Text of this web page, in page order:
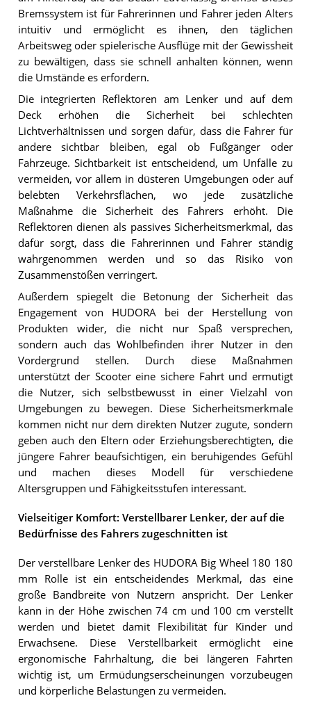
Bremssystem ist für Fahrerinnen und Fahrer jeden Alters
intuitiv und ermöglicht es ihnen, den täglichen
Arbeitsweg oder spielerische Ausflüge mit der Gewissheit
zu bewältigen, dass sie schnell anhalten können, wenn
die Umstände es erfordern.
Die integrierten Reflektoren am Lenker und auf dem
Deck erhöhen die Sicherheit bei schlechten
Lichtverhältnissen und sorgen dafür, dass die Fahrer für
andere sichtbar bleiben, egal ob Fußgänger oder
Fahrzeuge. Sichtbarkeit ist entscheidend, um Unfälle zu
vermeiden, vor allem in düsteren Umgebungen oder auf
belebten Verkehrsflächen, wo jede zusätzliche
Maßnahme die Sicherheit des Fahrers erhöht. Die
Reflektoren dienen als passives Sicherheitsmerkmal, das
dafür sorgt, dass die Fahrerinnen und Fahrer ständig
wahrgenommen werden und so das Risiko von
Zusammenstößen verringert.
Außerdem spiegelt die Betonung der Sicherheit das
Engagement von HUDORA bei der Herstellung von
Produkten wider, die nicht nur Spaß versprechen,
sondern auch das Wohlbefinden ihrer Nutzer in den
Vordergrund stellen. Durch diese Maßnahmen
unterstützt der Scooter eine sichere Fahrt und ermutigt
die Nutzer, sich selbstbewusst in einer Vielzahl von
Umgebungen zu bewegen. Diese Sicherheitsmerkmale
kommen nicht nur dem direkten Nutzer zugute, sondern
geben auch den Eltern oder Erziehungsberechtigten, die
jüngere Fahrer beaufsichtigen, ein beruhigendes Gefühl
und machen dieses Modell für verschiedene
Altersgruppen und Fähigkeitsstufen interessant.
Vielseitiger Komfort: Verstellbarer Lenker, der auf die
Bedürfnisse des Fahrers zugeschnitten ist
Der verstellbare Lenker des HUDORA Big Wheel 180 180
mm Rolle ist ein entscheidendes Merkmal, das eine
große Bandbreite von Nutzern anspricht. Der Lenker
kann in der Höhe zwischen 74 cm und 100 cm verstellt
werden und bietet damit Flexibilität für Kinder und
Erwachsene. Diese Verstellbarkeit ermöglicht eine
ergonomische Fahrhaltung, die bei längeren Fahrten
wichtig ist, um Ermüdungserscheinungen vorzubeugen
und körperliche Belastungen zu vermeiden.